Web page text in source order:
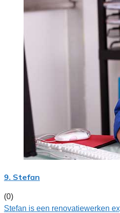
9. Stefan
(0)
Stefan is een renovatiewerken